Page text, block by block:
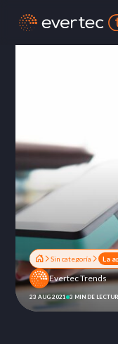
Sin categoría
Evertec Trends
23 AUG 2021 3 MIN DE